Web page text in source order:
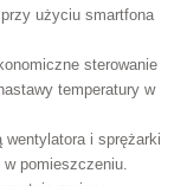
użyciu smartfona
sterowanie
temperatury w
i sprężarki
pomieszczeniu.